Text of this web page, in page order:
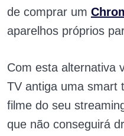
de comprar um
aparelhos próprios
Com esta alternativa
TV antiga uma smart
filme do seu
que não conseguirá